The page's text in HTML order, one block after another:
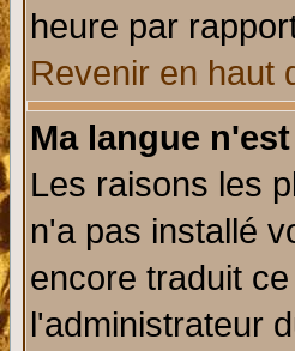
heure par
Revenir en haut
Ma langue
Les raisons les
n'a pas installé
encore traduit
l'administrateur